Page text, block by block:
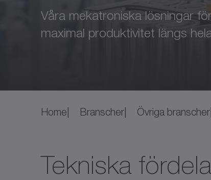
Våra mekatroniska lösningar
maximal produktivitet längs
Home Branscher Övriga branscher
Tekniska